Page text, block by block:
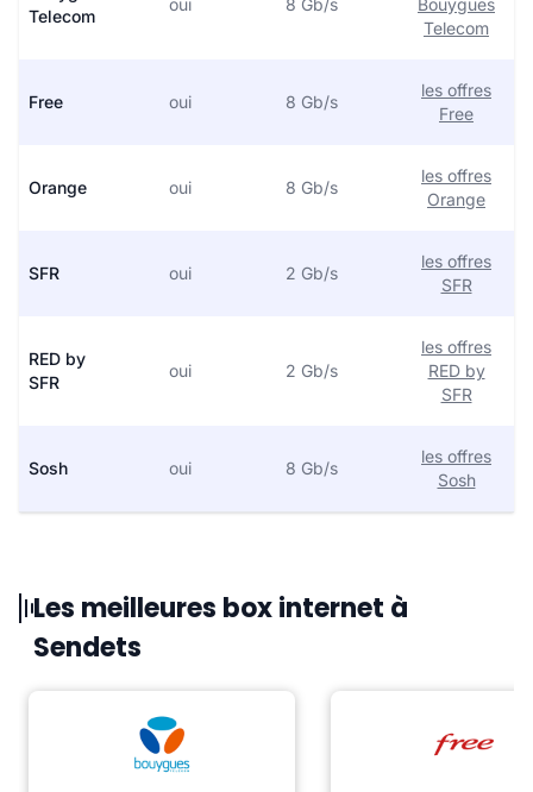
Telecom
oui 8 Gb/s
Bouygues
Telecom
Free oui 8 Gb/s
les offres
Free
Orange oui 8 Gb/s
les offres
Orange
SFR oui 2 Gb/s
les offres
SFR
RED by
SFR
oui 2 Gb/s
les offres
RED by
SFR
Sosh oui 8 Gb/s
les offres
Sosh
Les meilleures box internet à
Sendets